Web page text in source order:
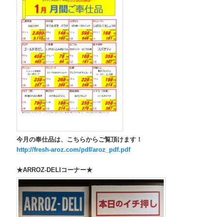
今月の奉仕品は、こちらからご覧頂けます！
http://fresh-aroz.com/pdf/aroz_pdf.pdf
★ARROZ-DELIコーナー★